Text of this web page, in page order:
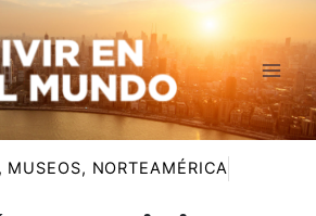
MUSEOS, NORTEAMÉRICA